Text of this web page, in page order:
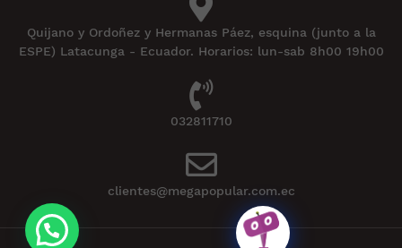
Quijano y Ordoñez y Hermanas Páez, esquina (junto a la
ESPE) Latacunga - Ecuador. Horarios: lun-sab 8h00 19h00
032811710
clientes@megapopular.com.ec